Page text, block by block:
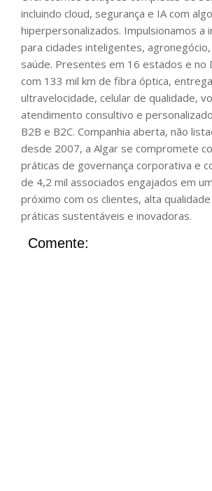
incluindo cloud, segurança e IA com
hiperpersonalizados. Impulsionamos a
para cidades inteligentes,
saúde. Presentes em 16 estados e no
com 133 mil km de fibra óptica,
ultravelocidade, celular de qualidade,
atendimento consultivo e
B2B e B2C. Companhia aberta, não
desde 2007, a Algar se compromete
práticas de governança corporativa e
de 4,2 mil associados engajados em
próximo com os clientes, alta
práticas sustentáveis e inovadoras.
Comente: